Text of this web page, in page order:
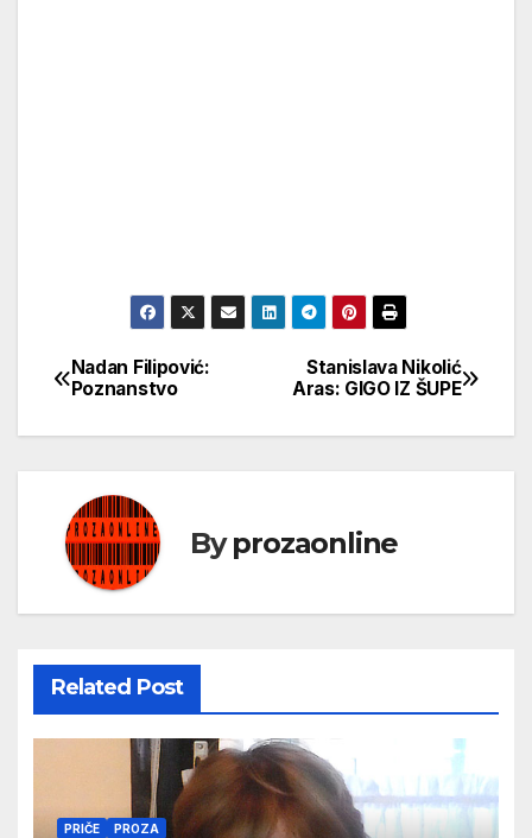
Кретање
чланка
Stanislava Nikolić
Aras: GIGO IZ ŠUPE
Nadan Filipović:
Poznanstvo
Byprozaonline
Related Post
PRIČE PROZA